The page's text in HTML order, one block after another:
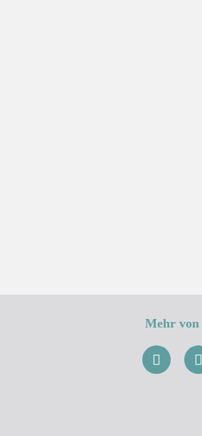
Mehr von